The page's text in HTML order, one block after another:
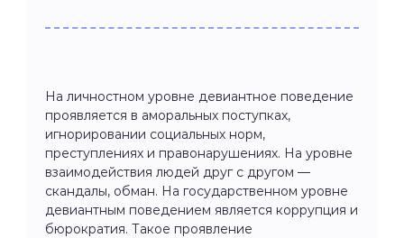
На личностном уровне девиантное поведение
проявляется в аморальных поступках,
игнорировании социальных норм,
преступлениях и правонарушениях. На уровне
взаимодействия людей друг с другом —
скандалы, обман. На государственном уровне
девиантным поведением является коррупция и
бюрократия. Такое проявление